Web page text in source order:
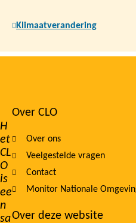
Klimaatverandering
H
et
CL
O
is
ee
n
sa
Footer
navigation
Over CLO
Over ons
Veelgestelde vragen
Contact
Monitor Nationale
Over deze website